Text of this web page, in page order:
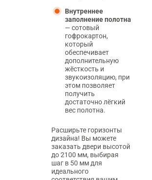
Внутреннее
заполнение полотна
— сотовый
гофрокартон,
который
обеспечивает
дополнительную
жёсткость и
звукоизоляцию, при
этом позволяет
получить
достаточно лёгкий
вес полотна.
Расширьте горизонты
дизайна! Вы можете
заказать двери высотой
до 2100 мм, выбирая
шаг в 50 мм для
идеального